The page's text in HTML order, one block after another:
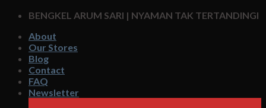
Skip
content
BENGKEL ARUM SARI | NYAMAN TAK TERTANDINGI
About
Our Stores
Blog
Contact
FAQ
Newsletter